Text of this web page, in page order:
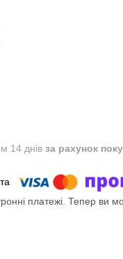
14 днів за рахунок
платежі. Тепер ви